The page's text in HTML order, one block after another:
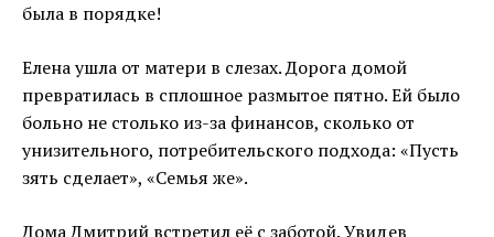
была в порядке!
Елена ушла от матери в слезах. Дорога домой
превратилась в сплошное размытое пятно. Ей было
больно не столько из-за финансов, сколько от
унизительного, потребительского подхода: «Пусть
зять сделает», «Семья же».
Дома Дмитрий встретил её с заботой. Увидев